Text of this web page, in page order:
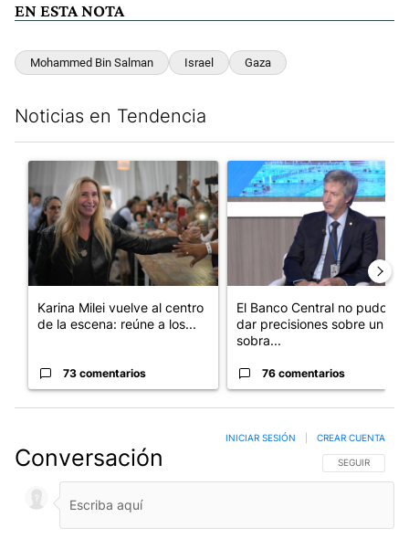
EN ESTA NOTA
Mohammed Bin Salman Israel Gaza
Noticias en Tendencia
Un artículo de tendencia con el título "Karina Milei vuelve al
Karina Milei vuelve al centro
de la escena: reúne a los...
73 comentarios
Un artículo de tendencia
El Banco Central no pudo
dar precisiones sobre un
sobra...
76 comentarios
Conversación SIGA ESTA
SEGUIR
INICIAR SESIÓN CREAR CUENTA